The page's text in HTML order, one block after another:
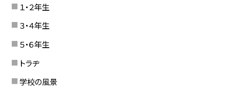
１・２年生
３・４年生
５・６年生
トラヂ
学校の風景